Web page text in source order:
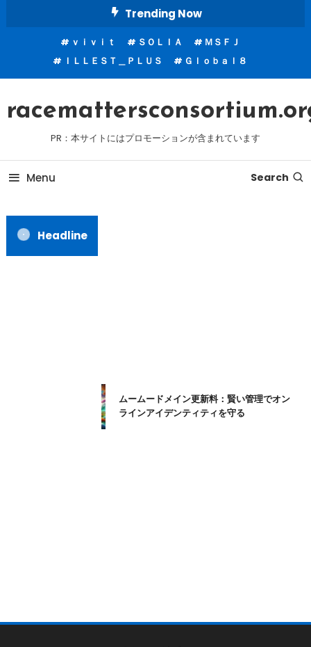
Trending Now
ｖｉｖｉｔ ＳＯＬＩＡ
ＭＳＦＪ
ＩＬＬＥＳＴ＿ＰＬＵＳ
Ｇｌｏｂａｌ８
PR：本サイトにはプロモーションが含まれています
Menu Search
Headline
ムームードメイン更新料：賢い管理でオン
ラインアイデンティティを守る